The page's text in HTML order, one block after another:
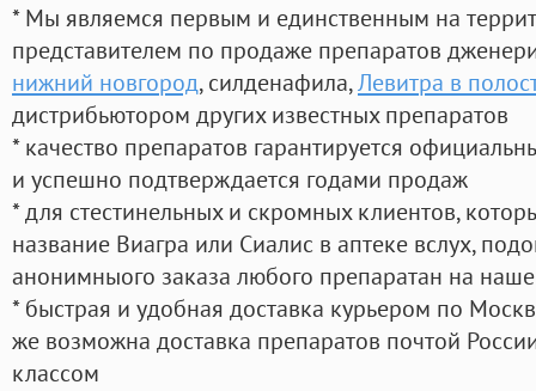
* Мы являемся первым и единственным на
представителем по продаже препаратов
нижний новгород, силденафила,Левитра в
дистрибьютором других известных препаратов
* качество препаратов гарантируется
и успешно подтверждается годами продаж
* для стестинельных и скромных клиентов,
название Виагра или Сиалис в аптеке вслух,
анонимныого заказа любого препаратан на
* быстрая и удобная доставка курьером по
же возможна доставка препаратов почтой
классом